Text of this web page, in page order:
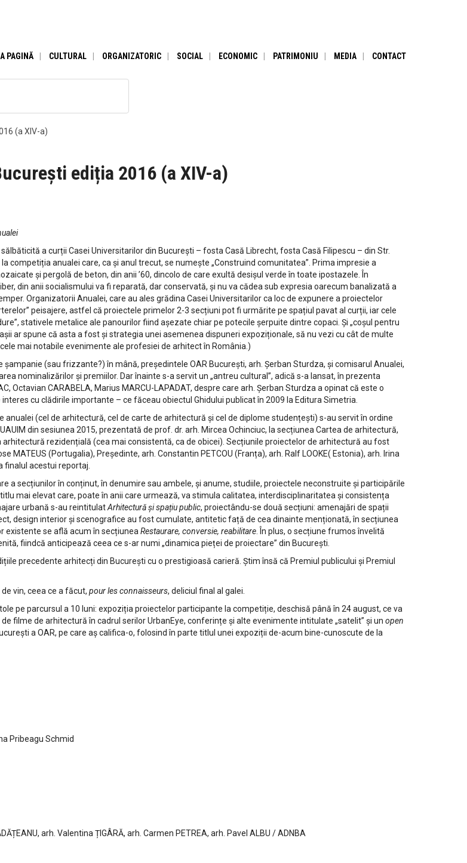
PAGINĂ CULTURAL ORGANIZATORIC SOCIAL ECONOMIC PATRIMONIU MEDIA CONTACT
(a XIV-a)
ediția 2016 (a XIV-a)
a curții Casei Universitarilor din București – fosta Casă Librecht, fosta Casă Filipescu – din Str.
competiția anualei care, ca și anul trecut, se numește „Construind comunitatea”. Prima impresie a
și pergolă de beton, din anii ’60, dincolo de care exultă desișul verde în toate ipostazele. În
din anii socialismului va fi reparată, dar conservată, și nu va cădea sub expresia oarecum banalizată a
Organizatorii Anualei, care au ales grădina Casei Universitarilor ca loc de expunere a proiectelor
peisajere, astfel că proiectele primelor 2-3 secțiuni pot fi urmărite pe spațiul pavat al curții, iar cele
stativele metalice ale panourilor fiind așezate chiar pe potecile șerpuite dintre copaci. Și „coșul pentru
ar spune că asta a fost și strategia unei asemenea dispuneri expoziționale, să nu vezi cu cât de multe
mai notabile evenimente ale profesiei de arhitect în România.)
(sau frizzante?) în mână, președintele OAR București, arh. Șerban Sturdza, și comisarul Anualei,
nominalizărilor și premiilor. Dar înainte s-a servit un „antreu cultural”, adică s-a lansat, în prezenta
Octavian CARABELA, Marius MARCU-LAPADAT, despre care arh. Șerban Sturdza a opinat că este o
cu clădirile importante – ce făceau obiectul Ghidului publicat în 2009 la Editura Simetria.
anualei (cel de arhitectură, cel de carte de arhitectură și cel de diplome studențești) s-au servit în ordine
din sesiunea 2015, prezentată de prof. dr. arh. Mircea Ochinciuc, la secțiunea Cartea de arhitectură,
rezidențială (cea mai consistentă, ca de obicei). Secțiunile proiectelor de arhitectură au fost
(Portugalia), Președinte, arh. Constantin PETCOU (Franța), arh. Ralf LOOKE( Estonia), arh. Irina
finalul acestui reportaj.
a secțiunilor în conținut, în denumire sau ambele, și anume, studiile, proiectele neconstruite și participările
mai elevat care, poate în anii care urmează, va stimula calitatea, interdisciplinaritatea și consistența
urbană s-au reintitulatArhitectură și spațiu public, proiectându-se două secțiuni: amenajări de spații
design interior și scenografice au fost cumulate, antitetic față de cea dinainte menționată, în secțiunea
existente se află acum în secțiunea Restaurare, conversie, reabilitare . În plus, o secțiune frumos învelită
fiindcă anticipează ceea ce s-ar numi „dinamica pieței de proiectare” din București.
precedente arhitecți din București cu o prestigioasă carieră. Știm însă că Premiul publicului și Premiul
vin, ceea ce a făcut, pour les connaisseurs, deliciul final al galei.
pe parcursul a 10 luni: expoziția proiectelor participante la competiție, deschisă până în 24 august, ce va
filme de arhitectură în cadrul serilor UrbanEye, conferințe și alte evenimente intitulate „satelit” și un open
a OAR, pe care aș califica-o, folosind în parte titlul unei expoziții de-acum bine-cunoscute de la
Pribeagu Schmid
arh. Valentina ȚIGÂRĂ, arh. Carmen PETREA, arh. Pavel ALBU / ADNBA